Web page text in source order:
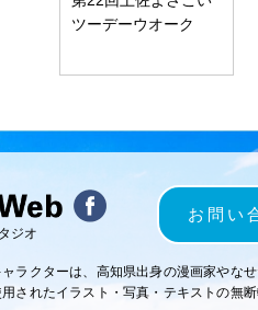
ツーデーウオーク
ジオ
お問い
ラクターは、高知県出身の漫画家やな
されたイラスト・写真・テキストの無